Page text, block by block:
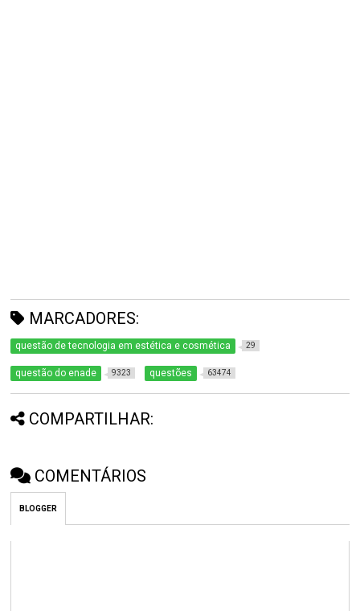
MARCADORES:
questão de tecnologia em estética e cosmética 29
questão do enade 9323 questões 63474
COMPARTILHAR:
COMENTÁRIOS
BLOGGER